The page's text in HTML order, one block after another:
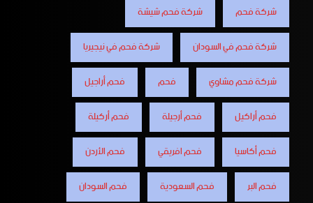
شركة فحم
شركة فحم شيشة
شركة فحم في السودان
شركة فحم في نيجيريا
شركة فحم مشاوي
فحم
فحم أراجيل
فحم أراكيل
فحم أرجيلة
فحم أركيلة
فحم أكاسيا
فحم افريقي
فحم الأردن
فحم البر
فحم السعودية
فحم السودان